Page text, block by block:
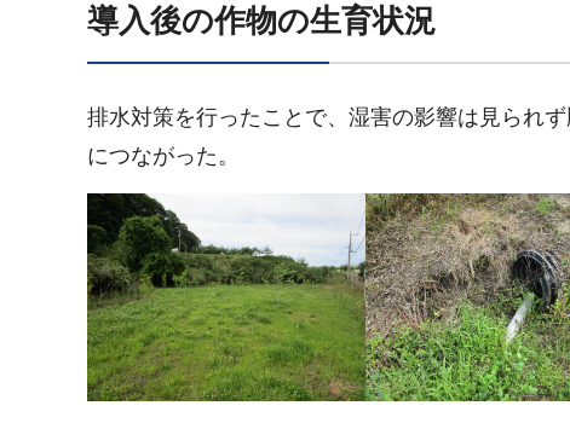
導入後の作物の生育状況
排水対策を行ったことで、湿害の影響は見られ
につながった。